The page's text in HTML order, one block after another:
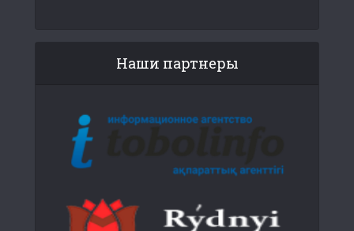
Наши партнеры